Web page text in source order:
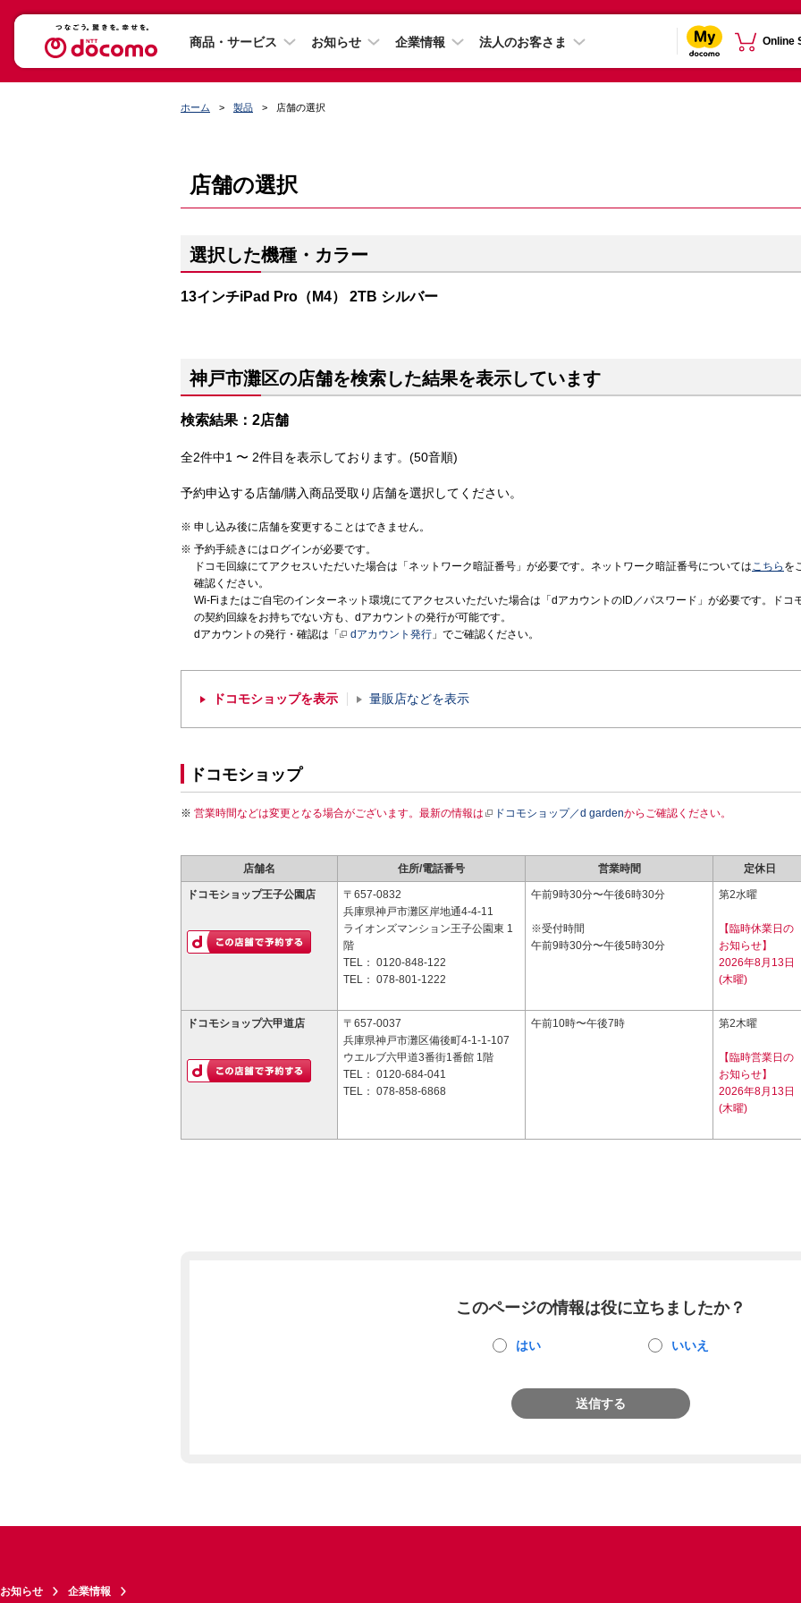
商品・サービス お知らせ 企業情報 法人のお客さま Online
ホーム 製品 店舗の選択
店舗の選択
選択した機種・カラー
13インチiPad Pro（M4） 2TB シルバー
神戸市灘区の店舗を検索した結果を表示しています
検索結果：2店舗
全2件中1 〜 2件目を表示しております。(50音順)
予約申込する店舗/購入商品受取り店舗を選択してください。
申し込み後に店舗を変更することはできません。
予約手続きにはログインが必要です。
ドコモ回線にてアクセスいただいた場合は「ネットワーク暗証番号」が必要です。ネットワーク暗証番号についてはこちら を
確認ください。
Wi-Fiまたはご自宅のインターネット環境にてアクセスいただいた場合は「dアカウントのID／パスワード」が必要です。ドコ
の契約回線をお持ちでない方も、dアカウントの発行が可能です。
dアカウントの発行・確認は「
dアカウント発行 」でご確認ください。
ドコモショップを表示 量販店などを表示
ドコモショップ
営業時間などは変更となる場合がございます。最新の情報は ドコモショップ／d gardenからご確認ください。
店舗名 住所/電話番号 営業時間 定休日
ドコモショップ王子公園店
〒657-0832
兵庫県神戸市灘区岸地通4-4-11
ライオンズマンション王子公園東 1
階
TEL： 0120-848-122
TEL： 078-801-1222
午前9時30分〜午後6時30分
※受付時間
午前9時30分〜午後5時30分
第2水曜
【臨時休業日の
お知らせ】
2026年8月13日
(木曜)
ドコモショップ六甲道店
〒657-0037
兵庫県神戸市灘区備後町4-1-1-107
ウエルブ六甲道3番街1番館 1階
TEL： 0120-684-041
TEL： 078-858-6868
午前10時〜午後7時 第2木曜
【臨時営業日の
お知らせ】
2026年8月13日
(木曜)
このページの情報は役に立ちましたか？
はい いいえ
送信する
お知らせ 企業情報